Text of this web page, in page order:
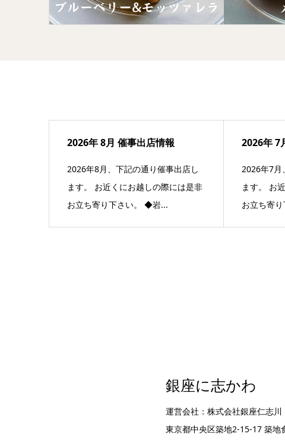
2026年 8月 催事出店情報
2026年8月、下記の通り催事出店し
ます。 お近くにお越しの際には是非
お立ち寄り下さい。 ◆岩...
2026年 7
2026年7月
ます。 お
お立ち寄
銀座に志かわ
運営会社：株式会社銀座仁志川
東京都中央区築地2-15-17 築地